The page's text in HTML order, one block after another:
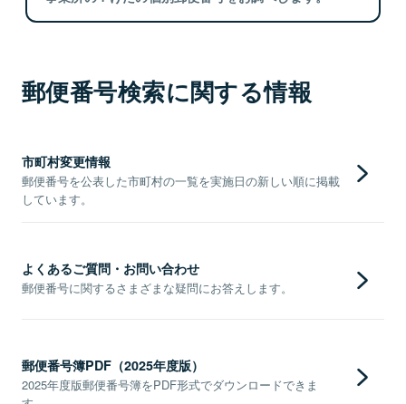
郵便番号検索に関する情報
市町村変更情報
郵便番号を公表した市町村の一覧を実施日の新しい順に掲載
しています。
よくあるご質問・お問い合わせ
郵便番号に関するさまざまな疑問にお答えします。
郵便番号簿PDF（2025年度版）
2025年度版郵便番号簿をPDF形式でダウンロードできま